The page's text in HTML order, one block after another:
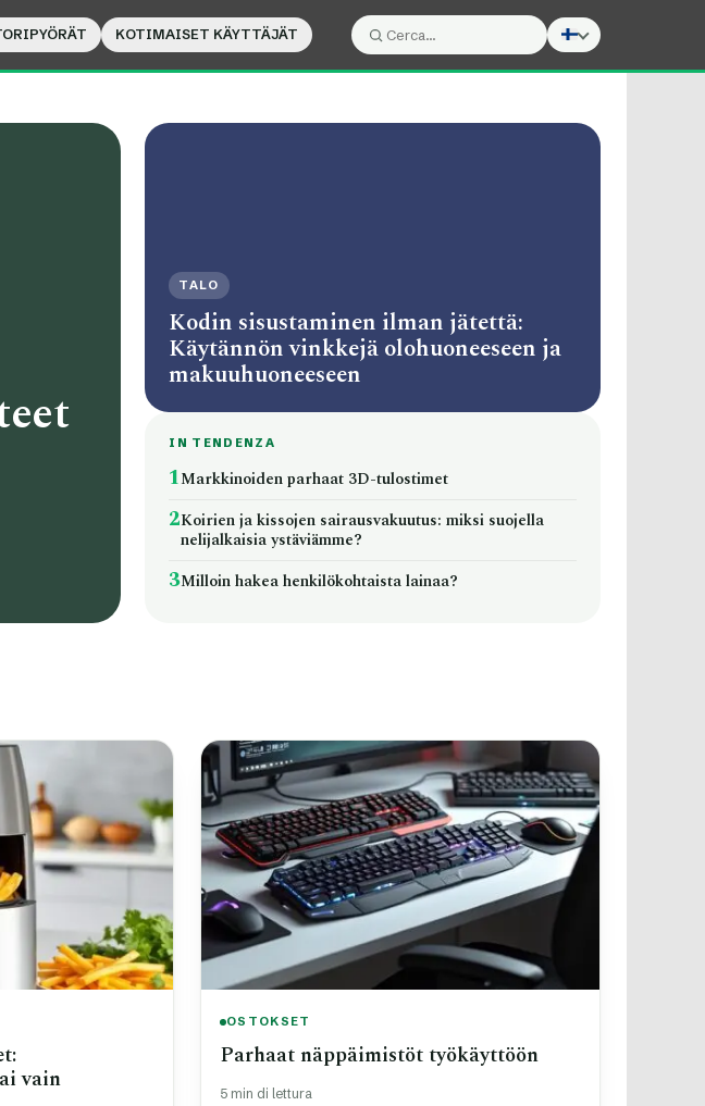
KOTIMAISET KÄYTTÄJÄT
Cerca:
Cerca
TALO
Kodin sisustaminen ilman jätettä:
Käytännön vinkkejä olohuoneeseen ja
makuuhuoneeseen
IN TENDENZA
1Markkinoiden parhaat 3D-tulostimet
2Koirien ja kissojen sairausvakuutus: miksi suojella
nelijalkaisia ystäviämme?
3Milloin hakea henkilökohtaista lainaa?
vain
OSTOKSET
Parhaat näppäimistöt työkäyttöön
5 min di lettura